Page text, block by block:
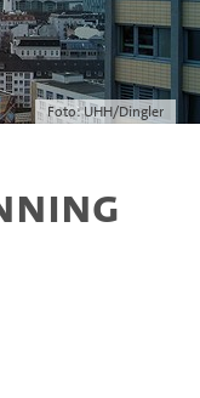
Foto: UHH/Dingler